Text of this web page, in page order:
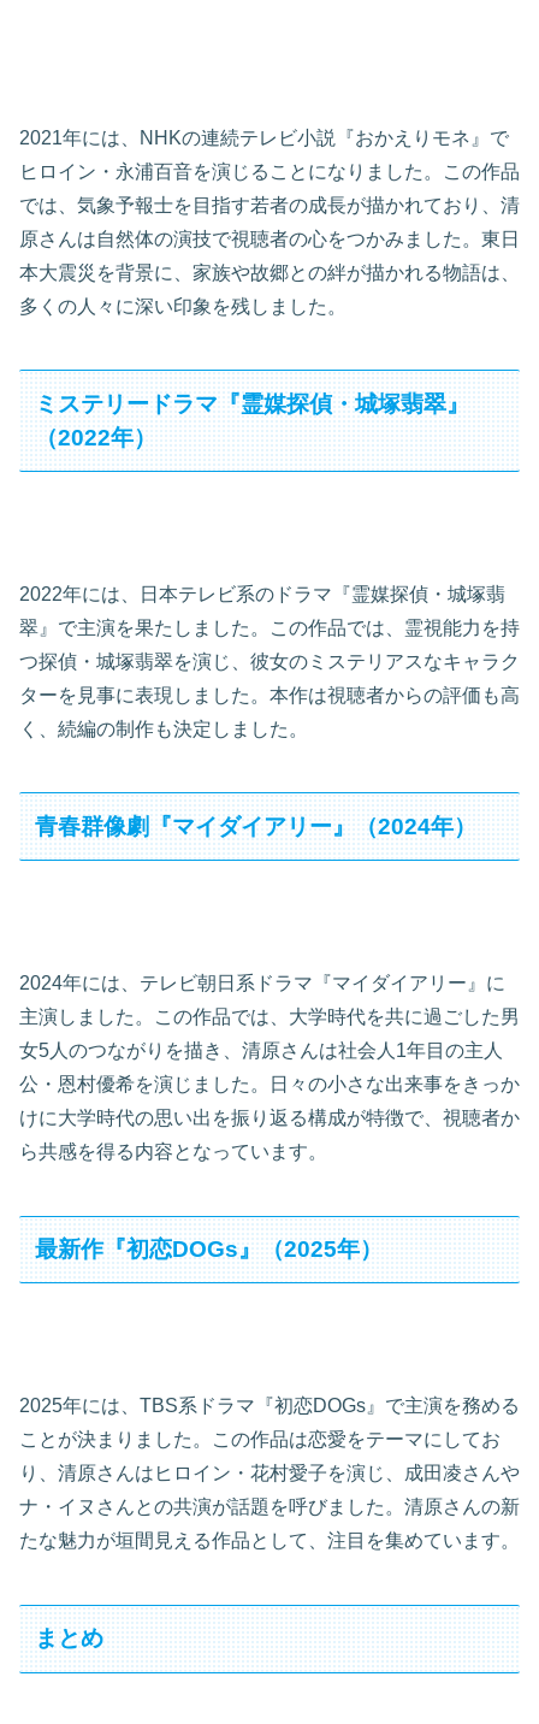
2021年には、NHKの連続テレビ小説『おかえりモネ』で
ヒロイン・永浦百音を演じることになりました。この作品
では、気象予報士を目指す若者の成長が描かれており、清
原さんは自然体の演技で視聴者の心をつかみました。東日
本大震災を背景に、家族や故郷との絆が描かれる物語は、
多くの人々に深い印象を残しました。
ミステリードラマ『霊媒探偵・城塚翡翠』
（2022年）
2022年には、日本テレビ系のドラマ『霊媒探偵・城塚翡
翠』で主演を果たしました。この作品では、霊視能力を持
つ探偵・城塚翡翠を演じ、彼女のミステリアスなキャラク
ターを見事に表現しました。本作は視聴者からの評価も高
く、続編の制作も決定しました。
青春群像劇『マイダイアリー』（2024年）
2024年には、テレビ朝日系ドラマ『マイダイアリー』に
主演しました。この作品では、大学時代を共に過ごした男
女5人のつながりを描き、清原さんは社会人1年目の主人
公・恩村優希を演じました。日々の小さな出来事をきっか
けに大学時代の思い出を振り返る構成が特徴で、視聴者か
ら共感を得る内容となっています。
最新作『初恋DOGs』（2025年）
2025年には、TBS系ドラマ『初恋DOGs』で主演を務める
ことが決まりました。この作品は恋愛をテーマにしてお
り、清原さんはヒロイン・花村愛子を演じ、成田凌さんや
ナ・イヌさんとの共演が話題を呼びました。清原さんの新
たな魅力が垣間見える作品として、注目を集めています。
まとめ